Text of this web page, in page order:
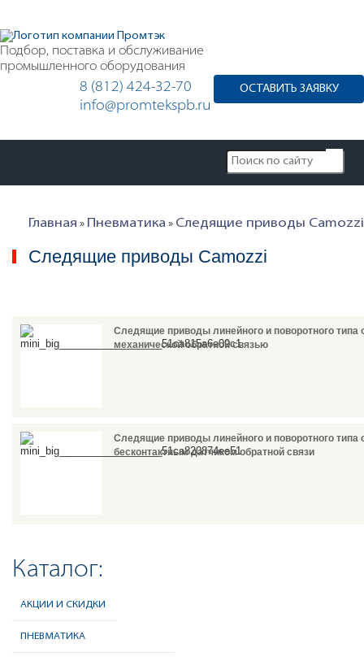
Подбор, поставка и обслуживание
промышленного оборудования
8 (812) 424-32-70
info@promtekspb.ru
ОСТАВИТЬ ЗАЯВКУ
Каталог:
АКЦИИ И СКИДКИ
ПНЕВМАТИКА
Главная » Пневматика » Следящие приводы Camozzi
Следящие приводы Camozzi
Следящие приводы линейного и поворотного типа
механической обратной связью
Следящие приводы линейного и поворотного типа
бесконтактным датчиком обратной связи